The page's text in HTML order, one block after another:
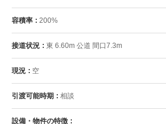
容積率 200%
接道状況 東 6.60m 公道 間口7.3m
現況 空
引渡可能時期 相談
設備・物件の特徴